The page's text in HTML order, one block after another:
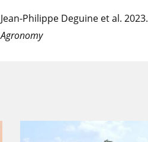
Jean-Philippe Deguine et al. 2023.
Agronomy